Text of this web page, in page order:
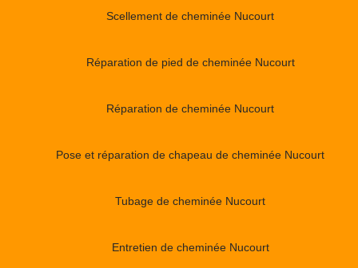
Scellement de cheminée Nucourt
Réparation de pied de cheminée Nucourt
Réparation de cheminée Nucourt
Pose et réparation de chapeau de cheminée Nucourt
Tubage de cheminée Nucourt
Entretien de cheminée Nucourt